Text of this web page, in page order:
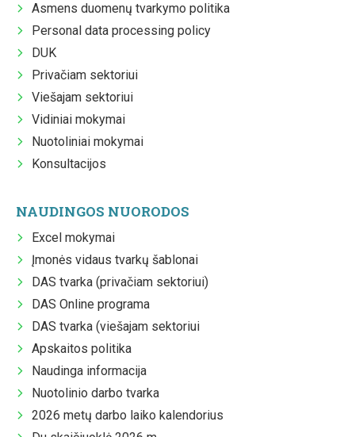
Asmens duomenų tvarkymo politika
Personal data processing policy
DUK
Privačiam sektoriui
Viešajam sektoriui
Vidiniai mokymai
Nuotoliniai mokymai
Konsultacijos
NAUDINGOS NUORODOS
Excel mokymai
Įmonės vidaus tvarkų šablonai
DAS tvarka (privačiam sektoriui)
DAS Online programa
DAS tvarka (viešajam sektoriui
Apskaitos politika
Naudinga informacija
Nuotolinio darbo tvarka
2026 metų darbo laiko kalendorius